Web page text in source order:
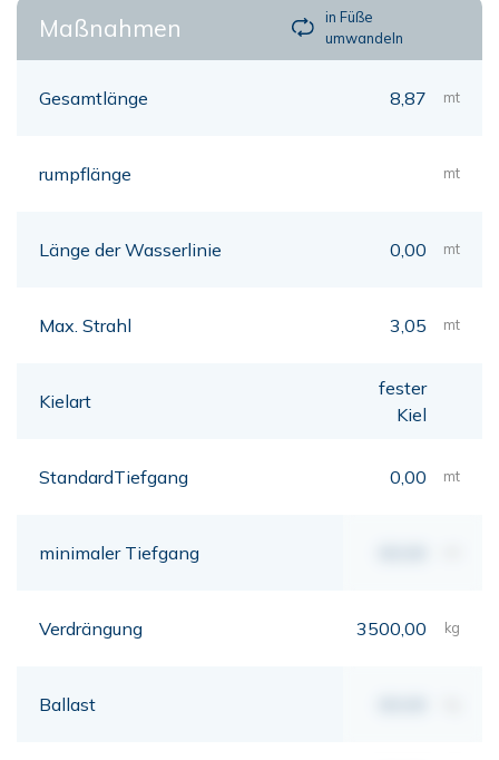
Maßnahmen
in Füße
umwandeln
Gesamtlänge 8,87 mt
rumpflänge mt
Länge der Wasserlinie 0,00 mt
Max. Strahl 3,05 mt
Kielart
fester
Kiel
StandardTiefgang 0,00 mt
minimaler Tiefgang
Verdrängung 3500,00 kg
Ballast